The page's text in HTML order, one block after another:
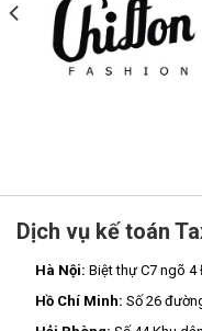
Dịch vụ kế toán
Hà Nội: Biệt thự C7 ngõ 4
Hồ Chí Minh: Số 26